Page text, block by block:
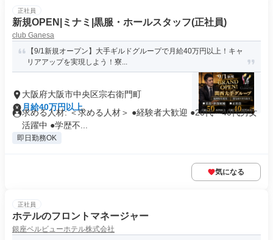
正社員
新規OPEN|ミナミ|黒服・ホールスタッフ(正社員)
club Ganesa
【9/1新規オープン】大手ギルドグループで月給40万円以上！キャ
リアアップを実現しよう！寮...
大阪府大阪市中央区宗右衛門町
月給40万円以上
求める人材: ＜求める人材＞ ●経験者大歓迎 ●20代～40代男女
活躍中 ●学歴不...
即日勤務OK
気になる
正社員
ホテルのフロントマネージャー
銀座ベルビューホテル株式会社